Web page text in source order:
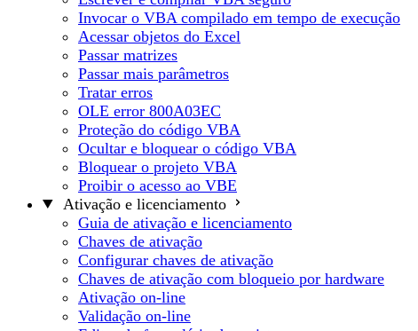
Invocar o VBA compilado em tempo de execução
Acessar objetos do Excel
Passar matrizes
Passar mais parâmetros
Tratar erros
OLE error 800A03EC
Proteção do código VBA
Ocultar e bloquear o código VBA
Bloquear o projeto VBA
Proibir o acesso ao VBE
Ativação e licenciamento
Guia de ativação e licenciamento
Chaves de ativação
Configurar chaves de ativação
Chaves de ativação com bloqueio por hardware
Ativação on-line
Validação on-line